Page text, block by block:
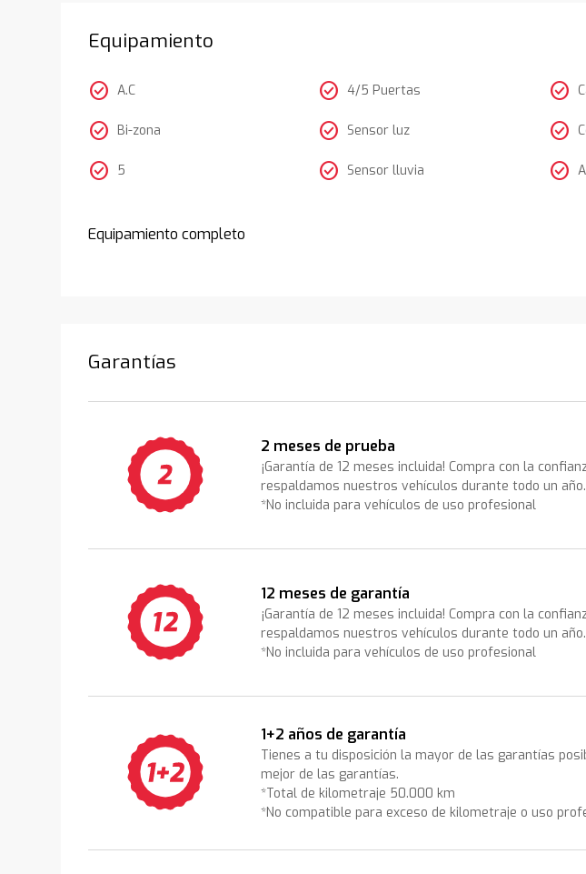
Equipamiento
check_circle A.C
check_circle Bi-zona
check_circle 5
check_circle 4/5 Puertas
check_circle Sensor luz
check_circle Sensor lluvia
check_circle
check_circle
check_circle
Equipamiento completo
Garantías
2 meses de prueba
¡Garantía de 12 meses incluida! Compra con la
respaldamos nuestros vehículos durante todo un año.
*No incluida para vehículos de uso profesional
12 meses de garantía
¡Garantía de 12 meses incluida! Compra con la
respaldamos nuestros vehículos durante todo un año.
*No incluida para vehículos de uso profesional
1+2 años de garantía
Tienes a tu disposición la mayor de las garantías
mejor de las garantías.
*Total de kilometraje 50.000 km
*No compatible para exceso de kilometraje o uso